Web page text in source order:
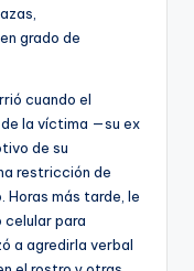
grado de
cuando el
la víctima —su ex
de su
restricción de
Horas más tarde, le
celular para
a agredirla verbal